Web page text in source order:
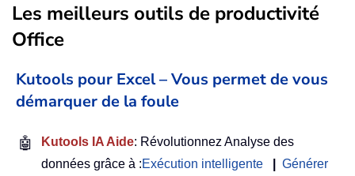
Les meilleurs outils de productivité
Office
Kutools pour Excel – Vous permet de vous
démarquer de la foule
🤖 Kutools IA Aide: Révolutionnez Analyse des
données grâce à :Exécution intelligente
Générer